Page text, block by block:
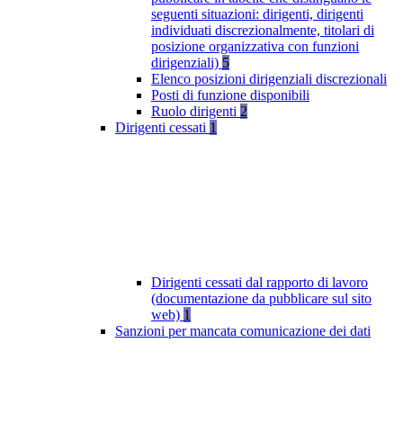
seguenti situazioni: dirigenti, dirigenti
individuati discrezionalmente, titolari di
posizione organizzativa con funzioni
dirigenziali) 5
Elenco posizioni dirigenziali discrezionali
Posti di funzione disponibili
Ruolo dirigenti 2
Dirigenti cessati 1
Dirigenti cessati dal rapporto di lavoro
(documentazione da pubblicare sul sito
web) 1
Sanzioni per mancata comunicazione dei dati